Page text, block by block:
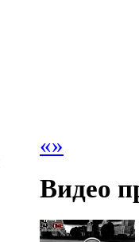
«»
Видео